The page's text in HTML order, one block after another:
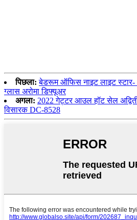
पिछला: बेडरूम ऑफिस नाइट लाइट स्टार-
ग्लास अरोमा डिफ्यूअर
अगला: 2022 गेट्टर आउल हॉट सेल
विसारक DC-8528